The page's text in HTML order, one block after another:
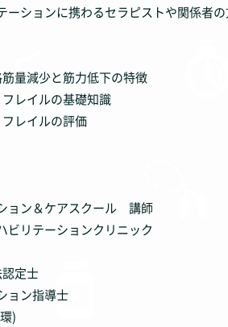
ーションに携わるセラピストや関係者
量減少と筋力低下の特徴
レイルの基礎知識
レイルの評価
ョン＆ケアスクール 講師
ビリテーションクリニック
定士
ョン指導士
)